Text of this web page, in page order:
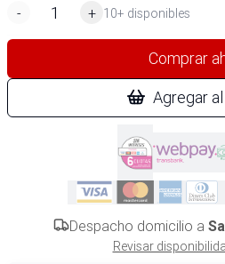
-
+ 10+ disponibles
Comprar
Agregar
Despacho domicilio a
Revisar